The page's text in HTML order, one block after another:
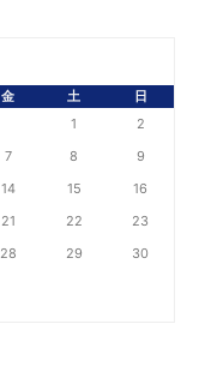
金 土
日
1
2
7 8
9
14 15
16
21 22
23
28 29
30